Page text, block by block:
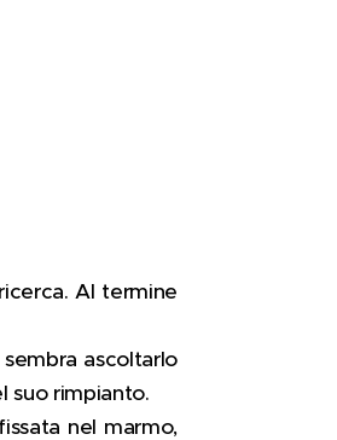
Al termine
ascoltarlo
suo rimpianto.
nel marmo,